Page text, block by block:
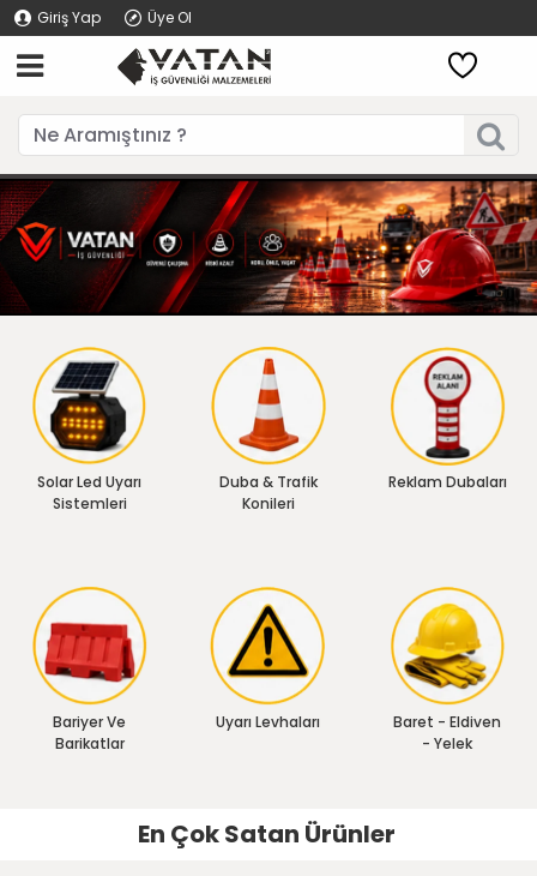
Giriş Yap Üye Ol
Solar Led Uyarı
Sistemleri
Duba & Trafik
Konileri
Reklam Dubaları
Bariyer Ve
Barikatlar
Uyarı Levhaları
Baret - Eldiven
- Yelek
En Çok Satan Ürünler